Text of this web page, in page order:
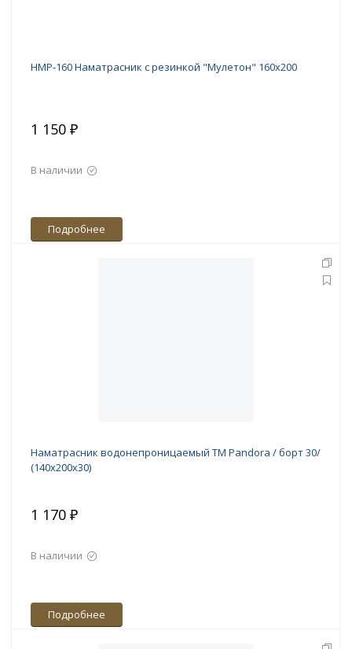
НМР-160 Наматрасник с резинкой "Мулетон" 160х200
1 150 ₽
В наличии
Подробнее
Наматрасник водонепроницаемый ТМ Pandora / борт 30/
(140х200х30)
1 170 ₽
В наличии
Подробнее